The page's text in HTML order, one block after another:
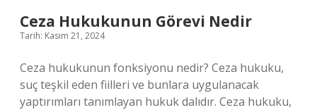
Ceza Hukukunun Görevi Nedir
Tarih: Kasım 21, 2024
Ceza hukukunun fonksiyonu nedir? Ceza hukuku,
suç teşkil eden fiilleri ve bunlara uygulanacak
yaptırımları tanımlayan hukuk dalıdır. Ceza hukuku,